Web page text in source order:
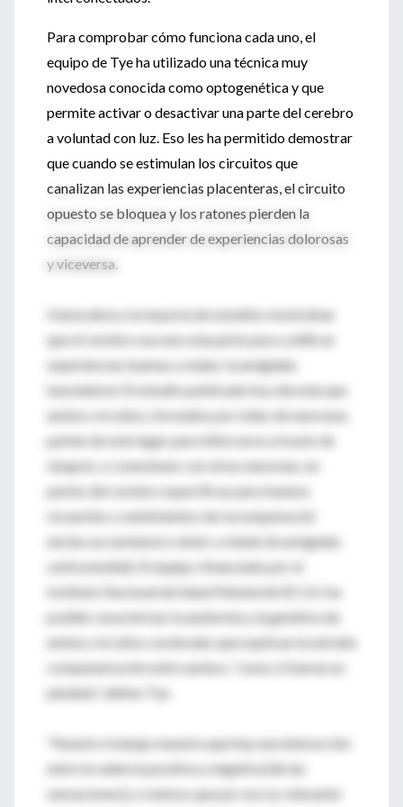
Para comprobar cómo funciona cada uno, el
equipo de Tye ha utilizado una técnica muy
novedosa conocida como optogenética y que
permite activar o desactivar una parte del cerebro
a voluntad con luz. Eso les ha permitido demostrar
que cuando se estimulan los circuitos que
canalizan las experiencias placenteras, el circuito
opuesto se bloquea y los ratones pierden la
capacidad de aprender de experiencias dolorosas
y viceversa.
Hasta ahora, la mayoría de estudios mostraban
que el cerebro usa una sola parte para codificar
experiencias buenas y malas: la amígdala
basolateral. El estudio publicado hoy desvela que
ambos circuitos, formados por miles de neuronas,
parten de este lugar para bifurcarse a través de
sinapsis, o conexiones con otras neuronas, en
partes del cerebro específicas para buenos
recuerdos y sentimientos de recompensa (el
núcleo accumbens) o dolor y miedo (la amígdala
centromedial). El equipo, financiado por el
Instituto Nacional de Salud Mental de EE UU, ha
podido caracterizar la anatomía y la genética de
ambos circuitos cerebrales que explican la extraña
compenetración entre ambos, “como si fueran un
péndulo”, define Tye.
“Nuestro trabajo muestra que hay una interacción
entre la valencia positiva y negativa [de las
sensaciones] y creemos que por eso es relevante